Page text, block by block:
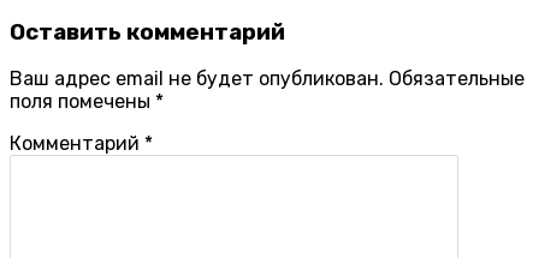
Оставить комментарий
Ваш адрес email не будет опубликован. Обязательные
поля помечены *
Комментарий *